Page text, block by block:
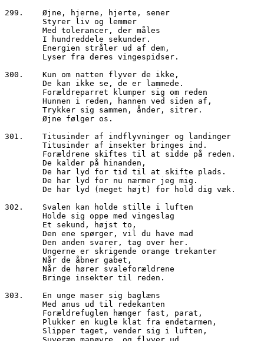
299.	Øjne, hjerne, hjerte, sener
        Styrer liv og lemmer
        Med tolerancer, der måles
        I hundreddele sekunder.
        Energien stråler ud af dem,
        Lyser fra deres vingespidser.
300.	Kun om natten flyver de ikke,
        De kan ikke se, de er lammede.
        Forældreparret klumper sig om reden
        Hunnen i reden, hannen ved siden af,
        Trykker sig sammen, ånder, sitrer.
        Øjne følger os.
301.	Titusinder af indflyvninger og landinger
        Titusinder af insekter bringes ind.
        Forældrene skiftes til at sidde på reden.
        De kalder på hinanden,
        De har lyd for tid til at skifte plads.
        De har lyd for nu nærmer jeg mig.
        De har lyd (meget højt) for hold dig væk.
302.	Svalen kan holde stille i luften
        Holde sig oppe med vingeslag
        Et sekund, højst to,
        Den ene spørger, vil du have mad
        Den anden svarer, tag over her.
        Ungerne er skrigende orange trekanter
        Når de åbner gabet,
        Når de hører svaleforældrene
        Bringe insekter til reden.
303.	En unge maser sig baglæns
        Med anus ud til redekanten
        Forældrefuglen hænger fast, parat,
        Plukker en kugle klat fra endetarmen,
        Slipper taget, vender sig i luften,